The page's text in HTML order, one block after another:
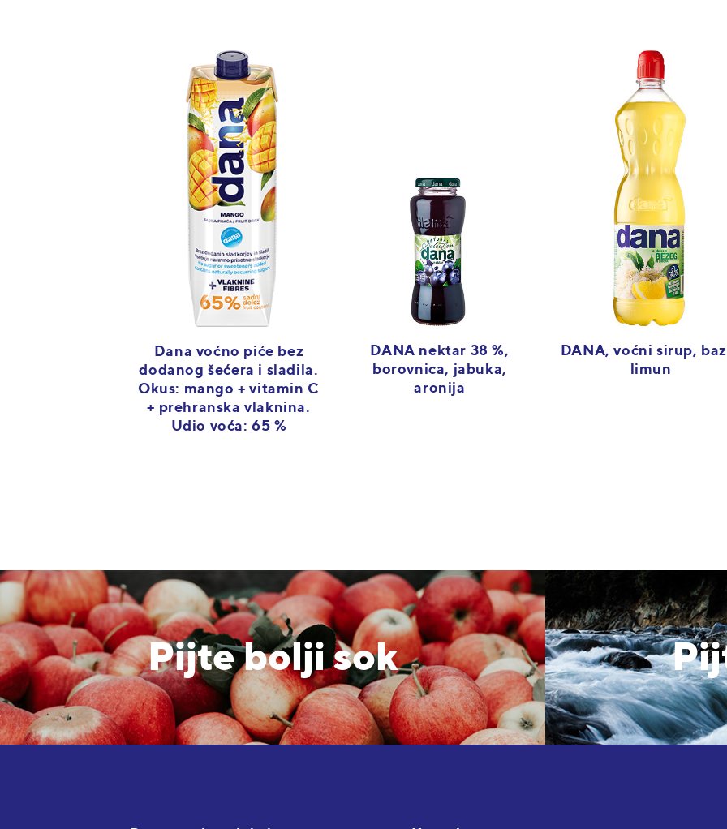
Dana voćno piće bez
dodanog šećera i sladila.
Okus: mango + vitamin C
+ prehranska vlaknina.
Udio voća: 65 %
DANA nektar 38 %,
borovnica, jabuka,
aronija
DANA, voćni sirup,
limun
Pijte bolji sok